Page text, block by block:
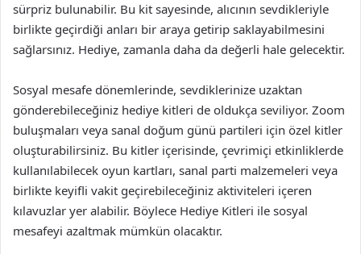
sürpriz bulunabilir. Bu kit sayesinde, alıcının sevdikleriyle
birlikte geçirdiği anları bir araya getirip saklayabilmesini
sağlarsınız. Hediye, zamanla daha da değerli hale gelecektir.
Sosyal mesafe dönemlerinde, sevdiklerinize uzaktan
gönderebileceğiniz hediye kitleri de oldukça seviliyor. Zoom
buluşmaları veya sanal doğum günü partileri için özel kitler
oluşturabilirsiniz. Bu kitler içerisinde, çevrimiçi etkinliklerde
kullanılabilecek oyun kartları, sanal parti malzemeleri veya
birlikte keyifli vakit geçirebileceğiniz aktiviteleri içeren
kılavuzlar yer alabilir. Böylece Hediye Kitleri ile sosyal
mesafeyi azaltmak mümkün olacaktır.